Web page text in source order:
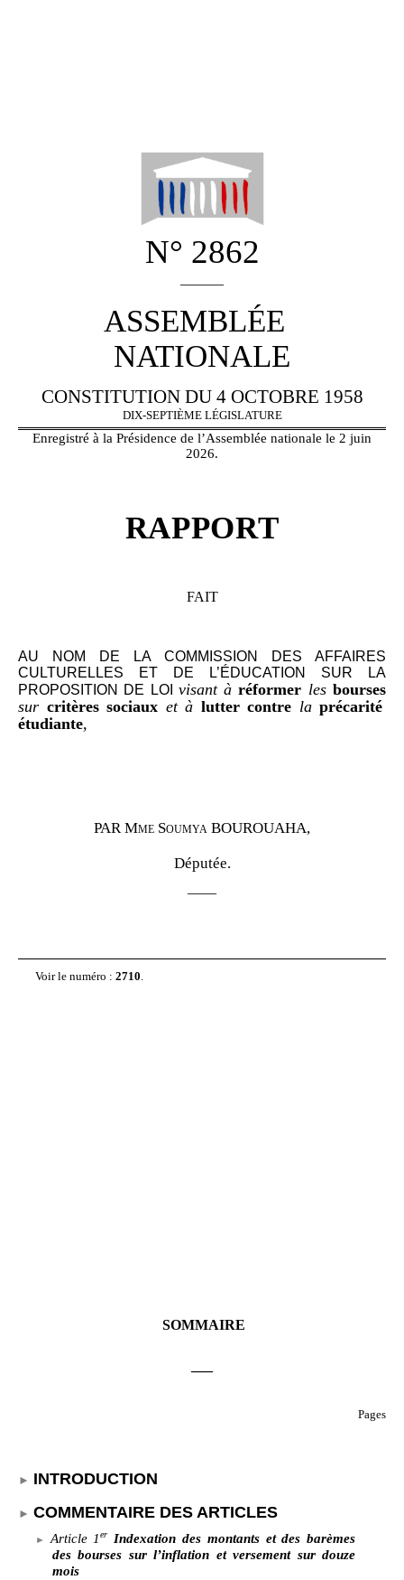
N° 2862
ASSEMBLÉE
NATIONALE
CONSTITUTION DU 4 OCTOBRE 1958
DIX-SEPTIÈME LÉGISLATURE
Enregistré à la Présidence de l’Assemblée nationale le 2 juin
2026.
RAPPORT
FAIT
AU NOM DE LA COMMISSION DES AFFAIRES
CULTURELLES ET DE L’ÉDUCATION SUR LA
PROPOSITION
DE LOI visant àréformer lesbourses
sur critères sociaux et à lutter contre laprécarité
étudiante,
PAR Mme Soumya BOUROUAHA,
Députée.
——
Voir le numéro : 2710.
SOMMAIRE
Pages
INTRODUCTION
COMMENTAIRE DES ARTICLES
Article 1er
Indexation des montants et des barèmes
des bourses sur l’inflation et versement sur douze
mois